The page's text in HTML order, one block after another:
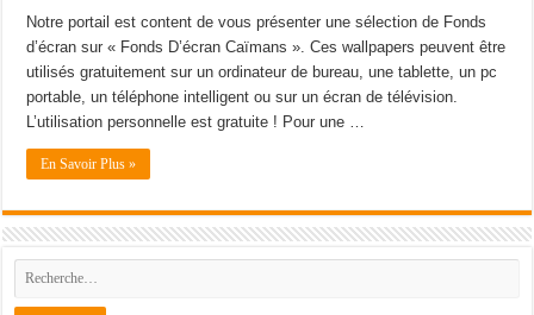
Notre portail est content de vous présenter une sélection de Fonds
d’écran sur « Fonds D’écran Caïmans ». Ces wallpapers peuvent être
utilisés gratuitement sur un ordinateur de bureau, une tablette, un pc
portable, un téléphone intelligent ou sur un écran de télévision.
L’utilisation personnelle est gratuite ! Pour une …
En Savoir Plus »